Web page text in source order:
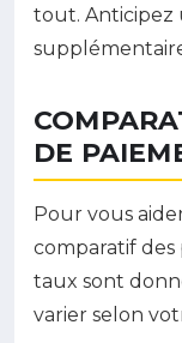
tout. Anticipez
DE
Pour vous
comparatif des
taux sont
varier selon